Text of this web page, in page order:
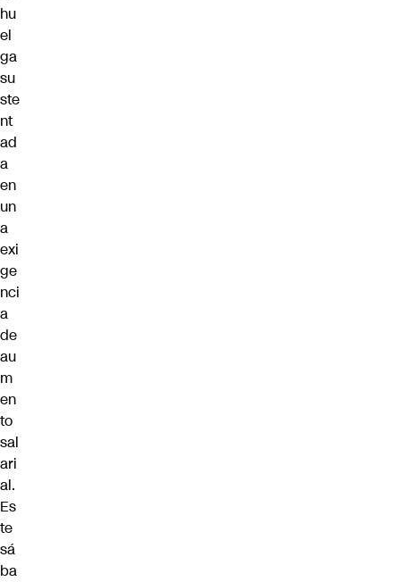
hu
el
ga
su
ste
nt
ad
a
en
un
a
exi
ge
nci
a
de
au
m
en
to
sal
ari
al.
Es
te
sá
ba